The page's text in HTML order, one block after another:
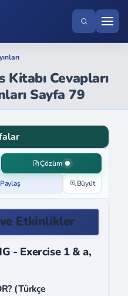
Kitabı Cevapları
Sayfa 79
Çözüm
Büyüt
Etkinlikler
- Exercise 1 & a,
(Türkçe